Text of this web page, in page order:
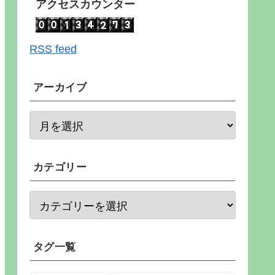
アクセスカウンター
RSS feed
アーカイブ
カテゴリー
タグ一覧